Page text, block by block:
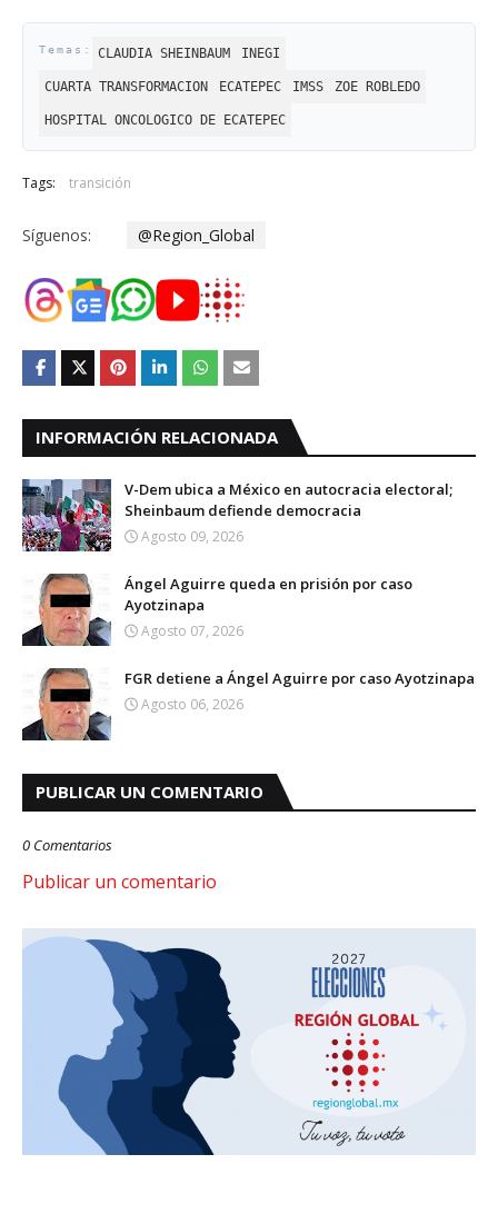
CLAUDIA SHEINBAUM INEGI
CUARTA TRANSFORMACION ECATEPEC IMSS ZOE ROBLEDO
HOSPITAL ONCOLOGICO DE ECATEPEC
Tags: transición
Síguenos: @Region_Global
INFORMACIÓN RELACIONADA
V-Dem ubica a México en autocracia electoral;
Sheinbaum defiende democracia
Agosto 09, 2026
Ángel Aguirre queda en prisión por caso
Ayotzinapa
Agosto 07, 2026
FGR detiene a Ángel Aguirre por caso Ayotzinapa
Agosto 06, 2026
PUBLICAR UN COMENTARIO
0 Comentarios
Publicar un comentario